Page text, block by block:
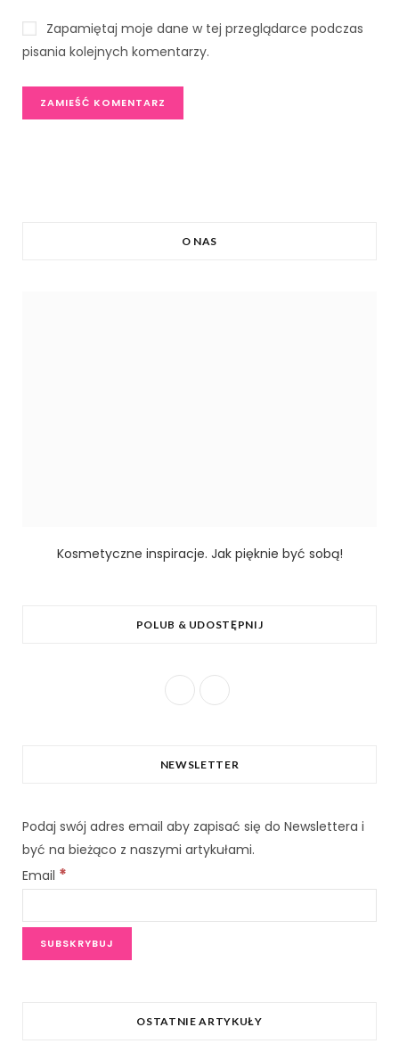
Zapamiętaj moje dane w tej przeglądarce podczas
pisania kolejnych komentarzy.
O NAS
Kosmetyczne inspiracje. Jak pięknie być sobą!
POLUB & UDOSTĘPNIJ
o
NEWSLETTER
Podaj swój adres email aby zapisać się do Newslettera i
być na bieżąco z naszymi artykułami.
Email *
OSTATNIE ARTYKUŁY